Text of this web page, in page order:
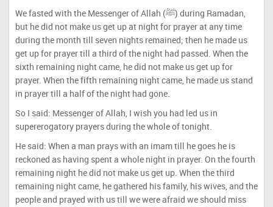
We fasted with the Messenger of Allah (ﷺ) during Ramadan,
but he did not make us get up at night for prayer at any time
during the month till seven nights remained; then he made us
get up for prayer till a third of the night had passed. When the
sixth remaining night came, he did not make us get up for
prayer. When the fifth remaining night came, he made us stand
in prayer till a half of the night had gone.
So I said: Messenger of Allah, I wish you had led us in
supererogatory prayers during the whole of tonight.
He said: When a man prays with an imam till he goes he is
reckoned as having spent a whole night in prayer. On the fourth
remaining night he did not make us get up. When the third
remaining night came, he gathered his family, his wives, and the
people and prayed with us till we were afraid we should miss